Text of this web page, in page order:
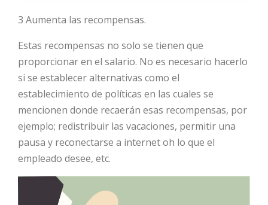
3 Aumenta las recompensas.
Estas recompensas no solo se tienen que
proporcionar en el salario. No es necesario hacerlo
si se establecer alternativas como el
establecimiento de políticas en las cuales se
mencionen donde recaerán esas recompensas, por
ejemplo; redistribuir las vacaciones, permitir una
pausa y reconectarse a internet oh lo que el
empleado desee, etc.